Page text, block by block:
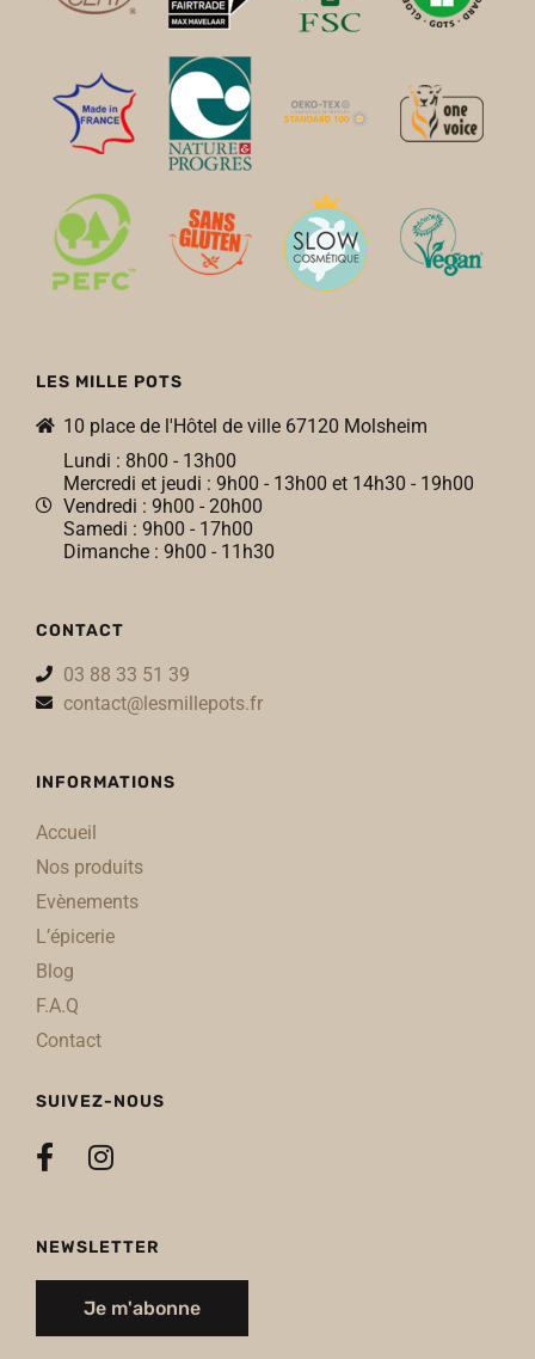
LES MILLE POTS
10 place de l'Hôtel de ville 67120 Molsheim
Lundi : 8h00 - 13h00
Mercredi et jeudi : 9h00 - 13h00 et 14h30 - 19h00
Vendredi : 9h00 - 20h00
Samedi : 9h00 - 17h00
Dimanche : 9h00 - 11h30
CONTACT
03 88 33 51 39
contact@lesmillepots.fr
INFORMATIONS
Accueil
Nos produits
Evènements
L’épicerie
Blog
F.A.Q
Contact
SUIVEZ-NOUS
NEWSLETTER
Je m'abonne